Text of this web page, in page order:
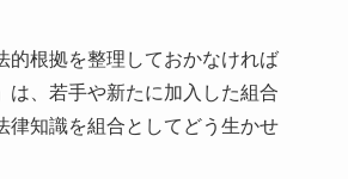
的根拠を整理しておかなければ
は、若手や新たに加入した組合
律知識を組合としてどう生かせ